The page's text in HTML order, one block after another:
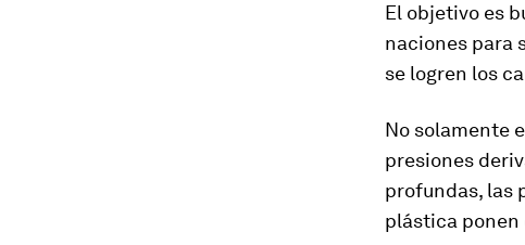
El objetivo es
naciones para
se logren los
No solamente
presiones
profundas, las
plástica ponen